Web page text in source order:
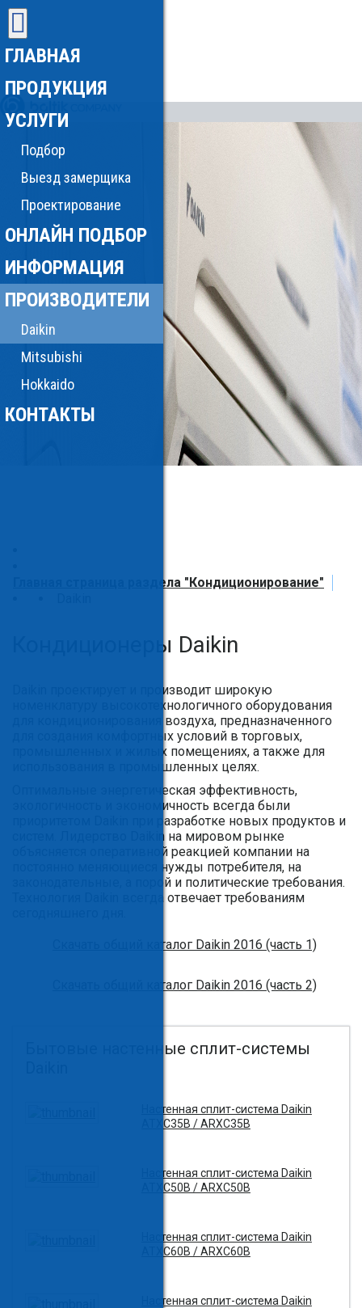
ГЛАВНАЯ
ПРОДУКЦИЯ
УСЛУГИ
Подбор
Выезд замерщика
Проектирование
ОНЛАЙН ПОДБОР
ИНФОРМАЦИЯ
ПРОИЗВОДИТЕЛИ
Daikin
Mitsubishi
Hokkaido
КОНТАКТЫ
Главная страница раздела "Кондиционирование"
Кондиционеры Daikin
Daikin проектирует и производит широкую
номенклатуру высокотехнологичного оборудования
для кондиционирования воздуха, предназначенного
для создания комфортных условий в торговых,
промышленных и жилых помещениях, а также для
использования в промышленных целях.
Оптимальные энергетическая эффективность,
экологичность и экономичность всегда были
приоритетом Daikin при разработке новых продуктов и
систем. Лидерство Daikin на мировом рынке
объясняется оперативной реакцией компании на
постоянно меняющиеся нужды потребителя, на
законодательные, а порой и политические требования.
Технология Daikin всегда отвечает требованиям
Скачать общий каталог Daikin 2016 (часть 1)
Скачать общий каталог Daikin 2016 (часть 2)
Бытовые настенные сплит-системы
Настенная сплит-система Daikin
ATXC35B / ARXC35B
Настенная сплит-система Daikin
ATXC50B / ARXC50B
Настенная сплит-система Daikin
ATXC60B / ARXC60B
Настенная сплит-система Daikin